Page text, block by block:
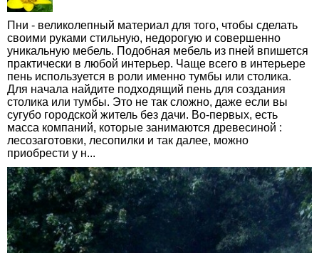
Пни - великолепный материал для того, чтобы сделать
своими руками стильную, недорогую и совершенно
уникальную мебель. Подобная мебель из пней впишется
практически в любой интерьер. Чаще всего в интерьере
пень используется в роли именно тумбы или столика.
Для начала найдите подходящий пень для создания
столика или тумбы. Это не так сложно, даже если вы
сугубо городской житель без дачи. Во-первых, есть
масса компаний, которые занимаются древесиной :
лесозаготовки, лесопилки и так далее, можно
приобрести у н...